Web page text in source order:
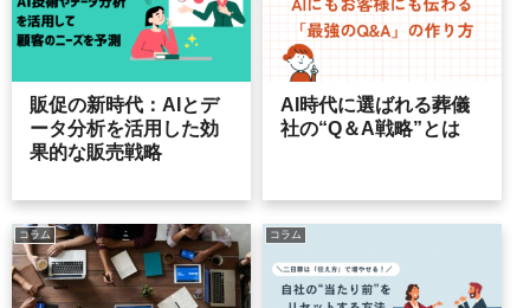
販促の新時代：AIとデ
ータ分析を活用した効
果的な販売戦略
AI時代に選ばれる葬儀
社の“Q＆A戦略”とは
コラム コラム